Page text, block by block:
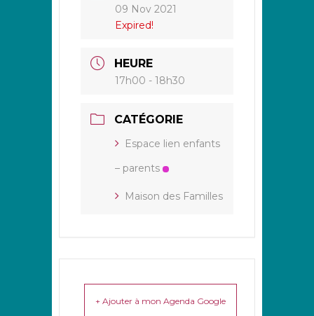
09 Nov 2021
Expired!
HEURE
17h00 - 18h30
CATÉGORIE
Espace lien enfants
– parents
Maison des Familles
+ Ajouter à mon Agenda Google